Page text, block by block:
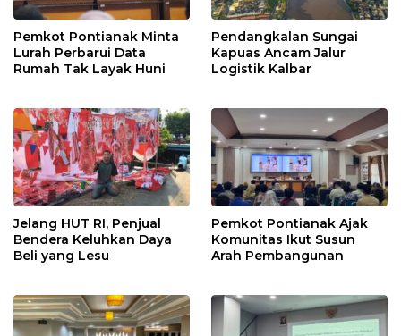
Pemkot Pontianak Minta
Lurah Perbarui Data
Rumah Tak Layak Huni
Pendangkalan Sungai
Kapuas Ancam Jalur
Logistik Kalbar
Jelang HUT RI, Penjual
Bendera Keluhkan Daya
Beli yang Lesu
Pemkot Pontianak Ajak
Komunitas Ikut Susun
Arah Pembangunan